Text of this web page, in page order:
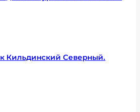
Кильдинский Северный.